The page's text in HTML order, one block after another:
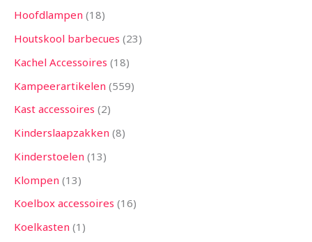
Hoofdlampen 18
Houtskool barbecues 23
Kachel Accessoires 18
Kampeerartikelen 559
Kast accessoires 2
Kinderslaapzakken 8
Kinderstoelen 13
Klompen 13
Koelbox accessoires 16
Koelkasten 1